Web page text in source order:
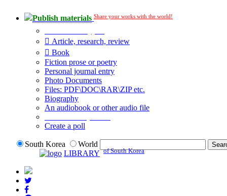
Publish materials Share your works with the world!
Article, research, review
Book
Fiction prose or poetry
Personal journal entry
Photo Documents
Files: PDF\DOC\RAR\ZIP etc.
Biography
An audiobook or other audio file
Create a poll
South Korea
World
LIBRARY of South Korea